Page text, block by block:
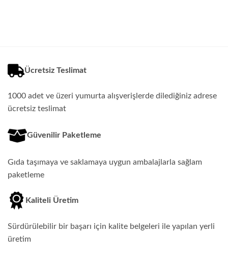
Ücretsiz Teslimat
1000 adet ve üzeri yumurta alışverişlerde dilediğiniz adrese
ücretsiz teslimat
Güvenilir Paketleme
Gıda taşımaya ve saklamaya uygun ambalajlarla sağlam
paketleme
Kaliteli Üretim
Sürdürülebilir bir başarı için kalite belgeleri ile yapılan yerli
üretim